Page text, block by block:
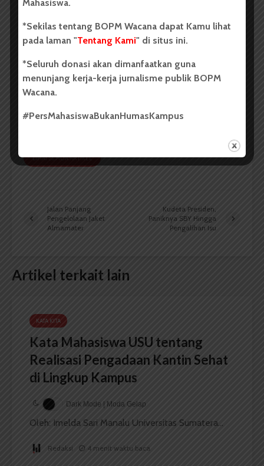
Redaksi
Badan Otonom Pers Mahasiswa (BOPM) Wacana
kampus dan dikelola secara mandiri oleh mahasiswa
LIHAT SEMUA ARTIKEL
Jalan Panjang
Pengelolaan Jaket
Almamater
Kudeta Presiden,
Paniknya SBY Hingga
Pengalihan Isu
Artikel terkait lain
KATA KITA
Kata Mahasiswa USU tentang
Realisasi Pengadaan Kantin Sehat
di Lingkup Kampus
Dark Mode | Moda Gelap
Oleh: Imelda Sari Manalu Universitas Sumatera...
Redaksi 4 menit waktu baca
Mahasiswa.
*Sekilas tentang BOPM Wacana dapat Kamu lihat
pada laman "Tentang Kami" di situs ini.
*Seluruh donasi akan dimanfaatkan guna
menunjang kerja-kerja jurnalisme publik BOPM
Wacana.
#PersMahasiswaBukanHumasKampus